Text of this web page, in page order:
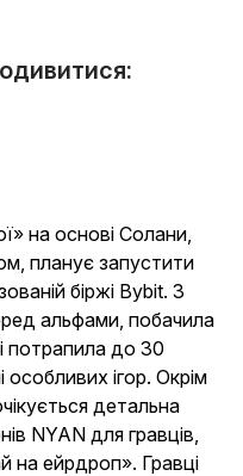
на основі Солани,
планує запустити
біржі Bybit. З
альфами, побачила
потрапила до 30
ігор. Окрім
детальна
NYAN для гравців,
на ейрдроп». Гравці